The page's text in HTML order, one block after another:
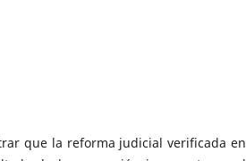
que la reforma judicial verificada en